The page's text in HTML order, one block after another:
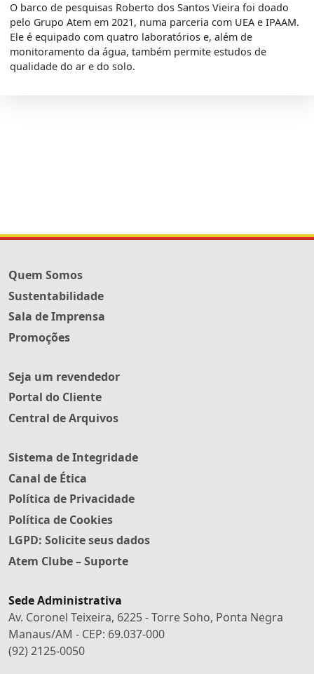
O barco de pesquisas Roberto dos Santos Vieira foi doado
pelo Grupo Atem em 2021, numa parceria com UEA e IPAAM.
Ele é equipado com quatro laboratórios e, além de
monitoramento da água, também permite estudos de
qualidade do ar e do solo.
Quem Somos
Sustentabilidade
Sala de Imprensa
Promoções
Seja um revendedor
Portal do Cliente
Central de Arquivos
Sistema de Integridade
Canal de Ética
Política de Privacidade
Política de Cookies
LGPD: Solicite seus dados
Atem Clube – Suporte
Sede Administrativa
Av. Coronel Teixeira, 6225 - Torre Soho, Ponta Negra
Manaus/AM - CEP: 69.037-000
(92) 2125-0050